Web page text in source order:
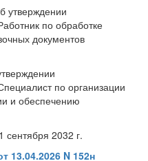
утверждении
по обработке
документов
по организации
и обеспечению
сентября 2032 г.
13.04.2026 N 152н